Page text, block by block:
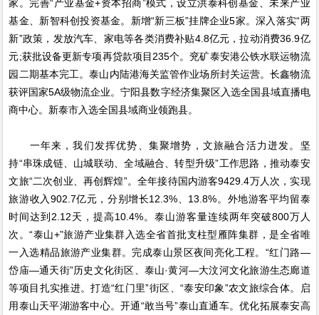
家。完善“产业基金+资本招商”模式，设立洪泰科创基金、未来产业
基金、新智科创投资基金。新增“新三板”挂牌企业5家。深入落实“两
新”政策，发放汽车、家电等各类消费补贴4.8亿元，拉动消费36.9亿
元;获批设备更新专项再贷款项目235个。兖矿泰安港公铁水联运物流
园二期基本完工。泰山内陆港海关监管作业场所封关运营。长鑫物流
获评国家5A级物流企业。宁阳县数字经济集聚区入选全国县域直播电
商中心。新泰市入选全国县域商业领跑县。
一年来，我们发挥优势、集聚增势，文旅融合活力迸发。坚
持“串珠成链、山城联动、全域融合、转型升级”工作思路，推动泰安
文旅“二次创业、再创辉煌”。全年接待国内游客9429.4万人次，实现
旅游收入902.7亿元，分别增长12.3%、13.8%。外地游客平均留泰
时间达到2.12天，提高10.4%。泰山游客量连续两年突破800万人
次。“泰山+”旅游产业集群入选全省首批支柱型雁阵集群，是全省唯
一入选精品旅游产业集群。完成泰山景区夜间亮化工程。“红门路—
岱庙—通天街”历史文化街区、泰山·黄河—大汶河文化旅游生态廊道
等项目扎实推进。打造“红门里”街区、“泰安印象”农文旅综合体。启
用泰山天平湖游客中心。开通“敢当号”泰山直通车。优化拓展泰安高